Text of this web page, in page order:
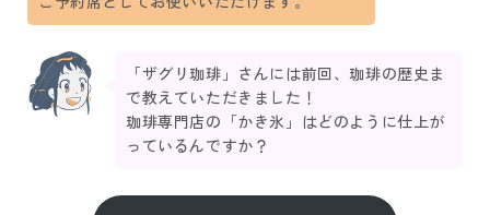
「ザグリ珈琲」さんには前回、珈琲の歴史ま
で教えていただきました！
珈琲専門店の「かき氷」はどのように仕上が
っているんですか？